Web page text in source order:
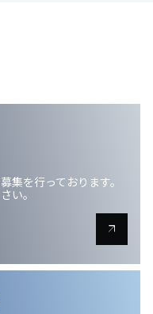
集を行っております。
い。
arrow_outward